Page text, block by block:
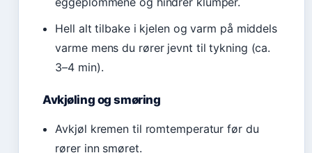
Hell alt tilbake i kjelen og varm på middels
varme mens du rører jevnt til tykning (ca.
3–4 min).
Avkjøling og smøring
Avkjøl kremen til romtemperatur før du
rører inn smøret.